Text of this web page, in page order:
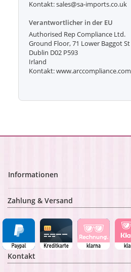
Kontakt: sales@sa-imports.co.uk
Verantwortlicher in der EU
Authorised Rep Compliance Ltd.
Ground Floor, 71 Lower Baggot St
Dublin D02 P593
Irland
Kontakt: www.arccompliance.com
Informationen
Zahlung & Versand
Kontakt